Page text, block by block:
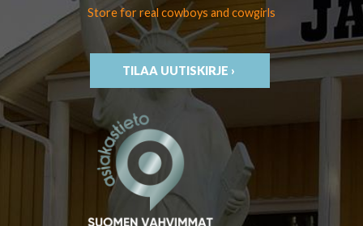
Store for real cowboys and cowgirls
TILAA UUTISKIRJE ›